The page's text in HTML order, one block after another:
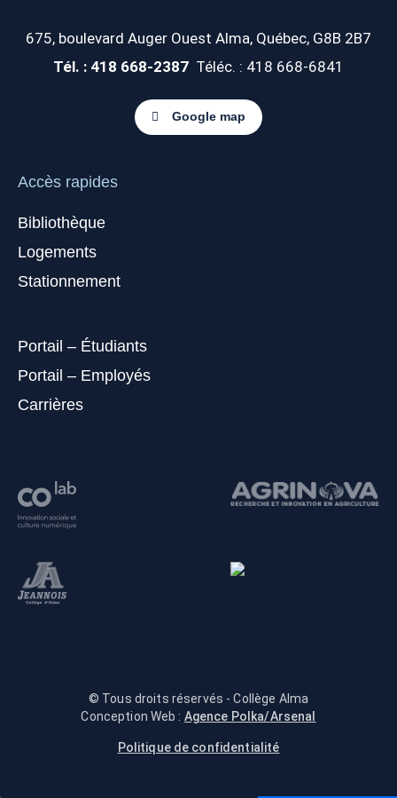
675, boulevard Auger Ouest Alma, Québec, G8B 2B7
Tél. : 418 668-2387 Téléc. : 418 668-6841
Google map
Accès rapides
Bibliothèque
Logements
Stationnement
Portail – Étudiants
Portail – Employés
Carrières
© Tous droits réservés - Collège Alma
Conception Web : Agence Polka/Arsenal
Politique de confidentialité